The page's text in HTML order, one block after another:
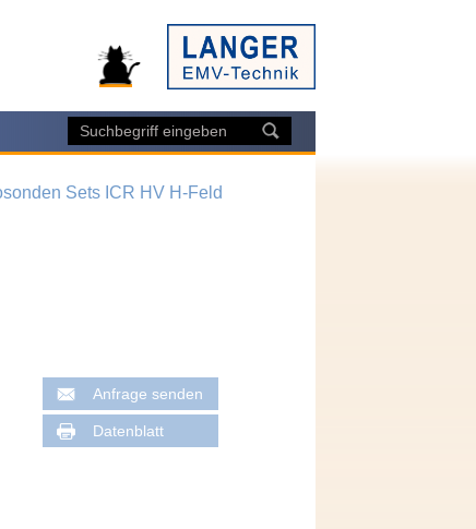
Sets ICR HV H-Feld
Anfrage senden
Datenblatt